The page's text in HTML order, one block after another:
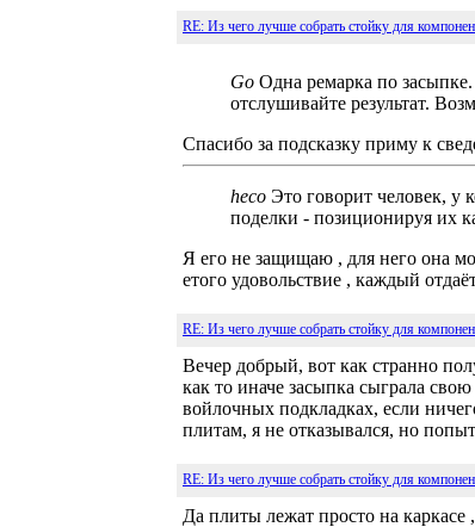
RE: Из чего лучше собрать стойку для
Go Одна ремарка по
отслушивайте результат.
Спасибо за подсказку приму к
heco Это говорит человек, у
поделки - позиционируя их
Я его не защищаю , для него она
етого удовольствие , каждый
RE: Из чего лучше собрать стойку для
Вечер добрый, вот как странно
как то иначе засыпка сыграла
войлочных подкладках, если
плитам, я не отказывался, но
RE: Из чего лучше собрать стойку для
Да плиты лежат просто на каркасе